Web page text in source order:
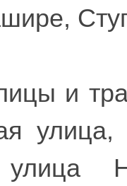
и
улица